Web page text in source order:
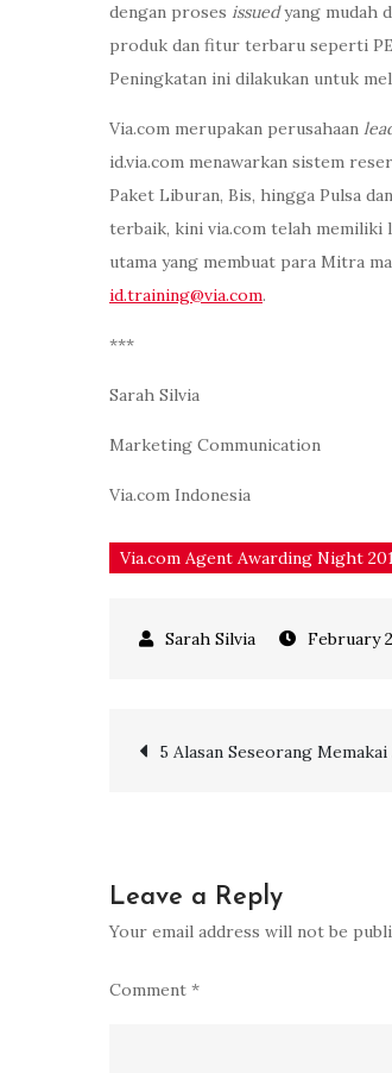
dengan proses issuedyang mudah
produk dan fitur terbaru seperti
Peningkatan ini dilakukan untuk
Via.com merupakan perusahaan
id.via.com menawarkan sistem
Paket Liburan, Bis, hingga Pulsa
terbaik, kini via.com telah memiliki
utama yang membuat para Mitra
id.training@via.com.
***
Sarah Silvia
Marketing Communication
Via.com Indonesia
Via.com Agent Awarding Night
February
Post
5 Alasan Seseorang
Leave a Reply
Your email address will not be
Comment *